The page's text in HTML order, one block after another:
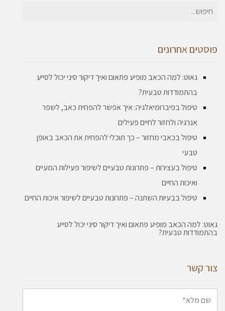
חיפוש
פוסטים אחרונים
גאוט: למה הכאב מופיע פתאום ואיך דיקור סיני יכול לסייע
בהתמודדות טבעית?
טיפול בפיברומיאלגיה: איך אפשר להפחית כאב, לשפר
אנרגיה ולחזור לחיים פעילים
טיפול בכאבי מחזור – כך תוכלי להפחית את הכאב באופן
טבעי
טיפול בעצירות – פתרונות טבעיים לשיפור פעילות המעיים
ואיכות החיים
טיפול בבעיות השתנה – פתרונות טבעיים לשיפור איכות החיים
גאוט: למה הכאב מופיע פתאום ואיך דיקור סיני יכול לסייע
בהתמודדות טבעית?
צור קשר